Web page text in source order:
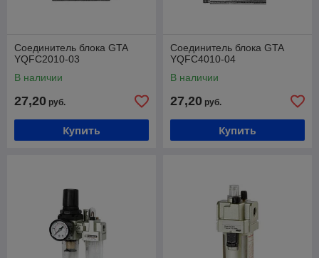
Соединитель блока GTA
YQFC2010-03
В наличии
27,20 руб.
Купить
Соединитель блока GTA
YQFC4010-04
В наличии
27,20 руб.
Купить